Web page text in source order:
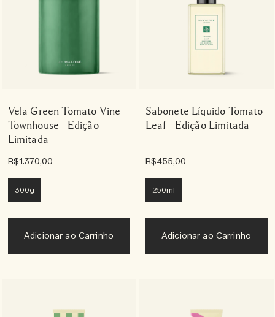
Vela Green Tomato Vine
Townhouse - Edição
Limitada
R$1.370,00
300g
Adicionar ao Carrinho
Sabonete Líquido Tomato
Leaf - Edição Limitada
R$455,00
250ml
Adicionar ao Carrinho